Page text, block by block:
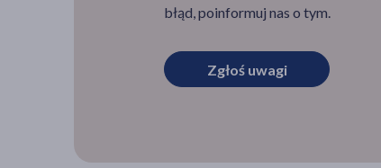
błąd, poinformuj nas o tym.
Zgłoś uwagi